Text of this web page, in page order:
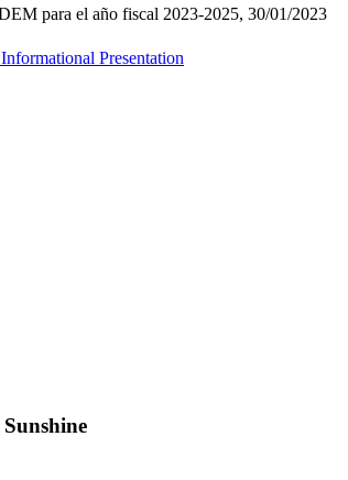
para el año fiscal 2023-2025, 30/01/2023
Presentation